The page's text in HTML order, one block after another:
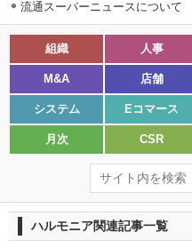
流通スーパーニュースについて
組織 人事
M&A 店舗
システム Eコマース
月次 CSR
ハルモニア関連記事一覧